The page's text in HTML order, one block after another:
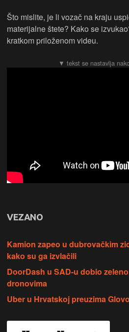
Što mislite, je li vozač na kraju
materijalne štete? Kako se
kratkom priloženom videu.
VEZANO
Kamion zapeo u dubrovačkim
kako su ga izvlačili
DoorDash u SAD-u dobio
dronovima
Uber u Hrvatskoj preuzima Glovo